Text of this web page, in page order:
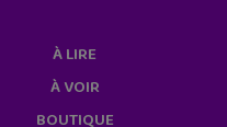
À LIRE
À VOIR
BOUTIQUE